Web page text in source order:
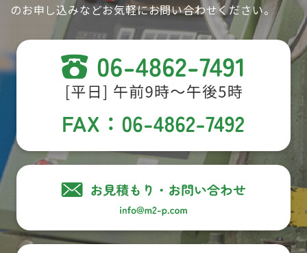
のお申し込みなどお気軽にお問い合わせください。